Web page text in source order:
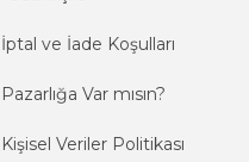
İptal ve İade Koşulları
Pazarlığa Var mısın?
Kişisel Veriler Politikası